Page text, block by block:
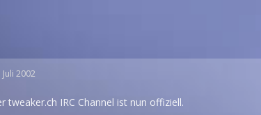
Juli 2002
tweaker.ch IRC Channel ist nun offiziell.